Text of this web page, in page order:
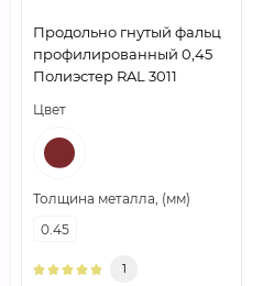
Продольно гнутый фальц
профилированный 0,45
Полиэстер RAL 3011
Цвет
Толщина металла, (мм)
0.45
1